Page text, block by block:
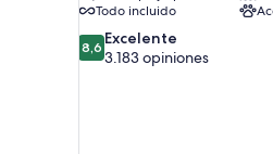
Todo incluido
8.6
de
8,6 Excelente
3.183 opiniones